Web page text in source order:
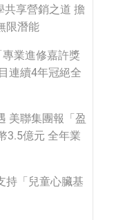
共享營銷之道 擔
限潛能
業進修嘉許獎
連續4年冠絕全
美聯集團報「盈
3.5億元 全年業
持「兒童心臟基